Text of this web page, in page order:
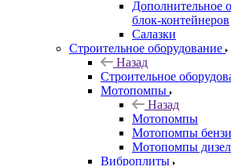
Дополнительное
блок-контейнеров
Салазки
Строительное оборудование
Назад
Строительное
Мотопомпы
Назад
Мотопомпы
Мотопомпы
Мотопомпы
Виброплиты